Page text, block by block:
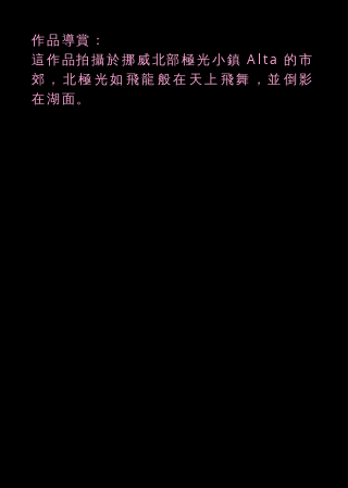
作品導賞：
這作品拍攝於挪威北部極光小鎮 Alta 的市
郊，北極光如飛龍般在天上飛舞，並倒影
在湖面。